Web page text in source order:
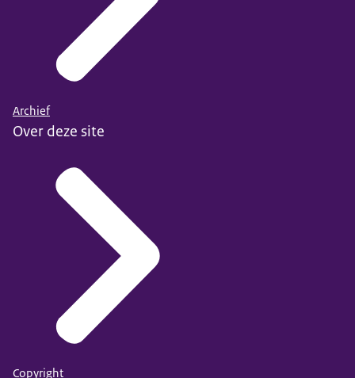
Archief
Over deze site
Copyright